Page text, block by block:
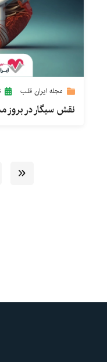
مجله ایران قلب
نقش سیگار در بروز